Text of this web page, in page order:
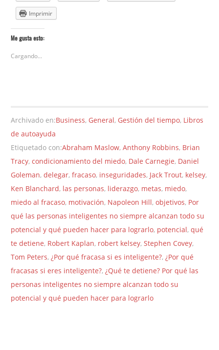
Imprimir
Me gusta esto:
Cargando...
Archivado en:Business, General, Gestión del tiempo, Libros
de autoayuda
Etiquetado con:Abraham Maslow,Anthony Robbins, Brian
Tracy,condicionamiento del miedo, Dale Carnegie, Daniel
Goleman,delegar,fracaso, inseguridades, Jack Trout, kelsey,
Ken Blanchard, las personas, liderazgo, metas, miedo,
miedo al fracaso, motivación, Napoleon Hill,objetivos, Por
qué las personas inteligentes no siempre alcanzan todo su
potencial y qué pueden hacer para lograrlo, potencial,qué
te detiene, Robert Kaplan, robert kelsey,Stephen Covey,
Tom Peters,¿Por qué fracasa si es inteligente?,¿Por qué
fracasas si eres inteligente?,¿Qué te detiene? Por qué las
personas inteligentes no siempre alcanzan todo su
potencial y qué pueden hacer para lograrlo